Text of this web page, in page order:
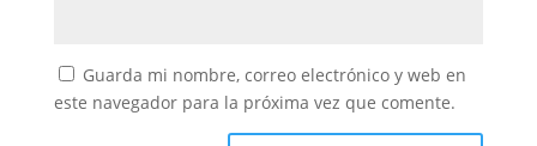
Guarda mi nombre, correo electrónico y web en
este navegador para la próxima vez que comente.